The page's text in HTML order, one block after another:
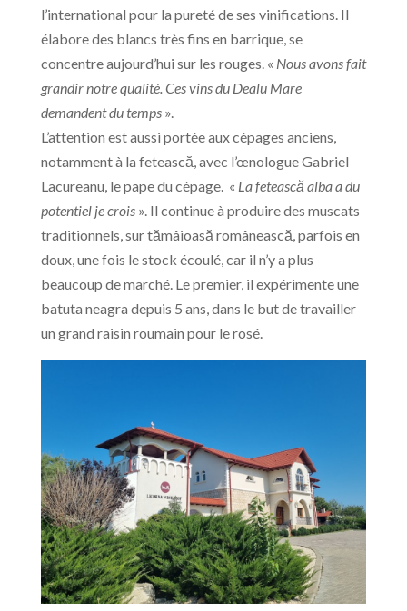
l’international pour la pureté de ses vinifications. Il
élabore des blancs très fins en barrique, se
concentre aujourd’hui sur les rouges. « Nous avons fait
grandir notre qualité. Ces vins du Dealu Mare
demandent du temps».
L’attention est aussi portée aux cépages anciens,
notamment à la fetească, avec l’œnologue Gabriel
Lacureanu, le pape du cépage. « La fetească alba a du
potentiel je crois». Il continue à produire des muscats
traditionnels, sur tămâioasă românească, parfois en
doux, une fois le stock écoulé, car il n’y a plus
beaucoup de marché. Le premier, il expérimente une
batuta neagra depuis 5 ans, dans le but de travailler
un grand raisin roumain pour le rosé.